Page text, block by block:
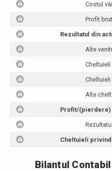
Costul
Profit
Rezultatul din
Alte
Alte
Profit/(pierdere)
Cheltuieli
Bilantul Contabil